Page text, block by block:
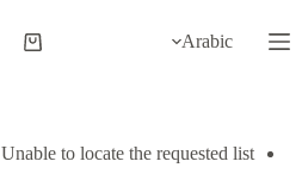
إلى
المحتوى
Arabic
عربة
Unable to locate the requested list